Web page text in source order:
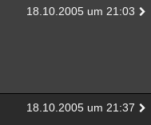
18.10.2005 um 21:03
18.10.2005 um 21:37